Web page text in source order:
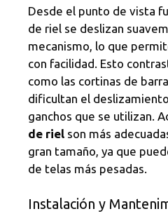
Desde el punto de vista
de riel se deslizan
mecanismo, lo que
con facilidad. Esto
como las cortinas de
dificultan el
ganchos que se utilizan.
de riel son más
gran tamaño, ya que
de telas más pesadas.
Instalación y